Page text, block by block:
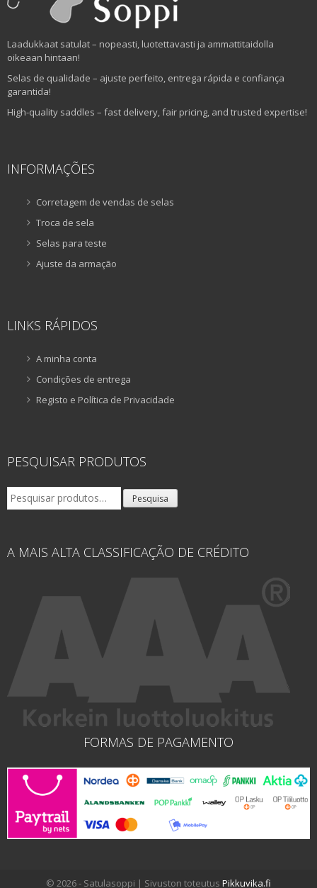
Laadukkaat satulat – nopeasti, luotettavasti ja ammattitaidolla
oikeaan hintaan!
Selas de qualidade – ajuste perfeito, entrega rápida e confiança
garantida!
High-quality saddles – fast delivery, fair pricing, and trusted expertise!
INFORMAÇÕES
Corretagem de vendas de selas
Troca de sela
Selas para teste
Ajuste da armação
LINKS RÁPIDOS
A minha conta
Condições de entrega
Registo e Política de Privacidade
PESQUISAR PRODUTOS
Pesquisar
por:
Pesquisa
A MAIS ALTA CLASSIFICAÇÃO DE CRÉDITO
FORMAS DE PAGAMENTO
© 2026 - Satulasoppi | Sivuston toteutus Pikkuvika.fi